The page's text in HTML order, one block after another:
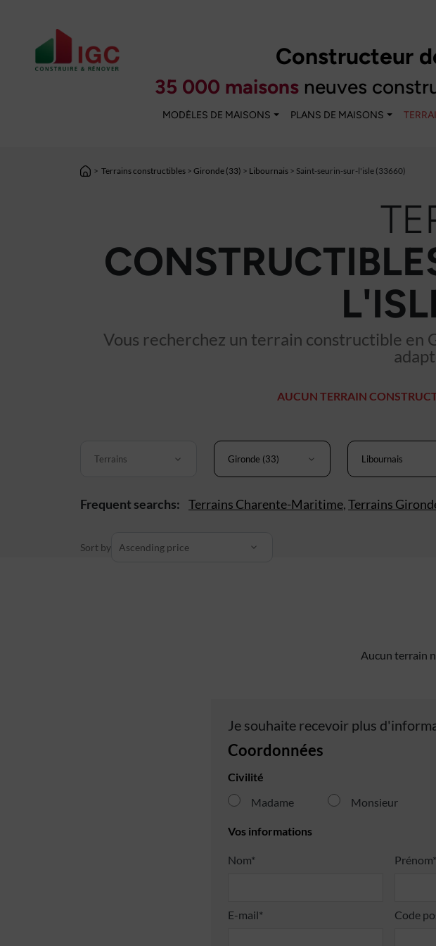
Constructeur
35 000 maisonsneuves
MODÈLES DE MAISONS PLANS DE MAISONS
> Terrains constructibles > Gironde (33) > Libournais > Saint-seurin-sur-l'isle (33660)
Vous recherchez un terrain constructible en
AUCUN TERRAIN
Terrains Gironde (33) Libournais
Frequent searchs: Terrains Charente-Maritime,Terrains
Sort by Ascending price
Aucun terrain
Je souhaite recevoir plus
Coordonnées
Civilité
Madame
Monsieur
Vos informations
Nom* Prénom*
E-mail* Code